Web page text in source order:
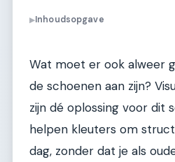
▶Inhoudsopgave
Wat moet er ook alweer
de schoenen aan zijn?
zijn dé oplossing voor dit
helpen kleuters om
dag, zonder dat je als